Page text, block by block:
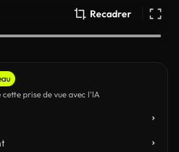
Recadrer
prise de vue avec l’IA